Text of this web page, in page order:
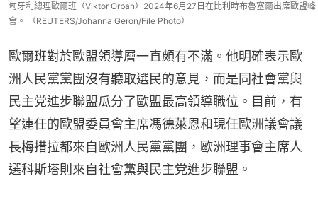
匈牙利總理歐爾班（Viktor Orban）2024年6月27日在比利時布魯塞爾出席歐盟峰
會。 （REUTERS/Johanna Geron/File Photo）
歐爾班對於歐盟領導層一直頗有不滿。他明確表示歐
洲人民黨黨團沒有聽取選民的意見，而是同社會黨與
民主党進步聯盟瓜分了歐盟最高領導職位。目前，有
望連任的歐盟委員會主席馮德萊恩和現任歐洲議會議
長梅措拉都來自歐洲人民黨黨團，歐洲理事會主席人
選科斯塔則來自社會黨與民主党進步聯盟。